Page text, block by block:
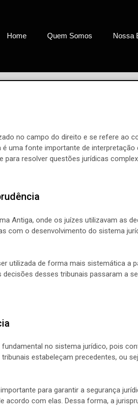
Home Quem Somos Nossa
no campo do direito e se refere ao
uma fonte importante de
resolver questões jurídicas
Antiga, onde os juízes utilizavam as
com o desenvolvimento do sistema
utilizada de forma mais sistemática a
desses tribunais passaram a
no sistema jurídico, pois
estabeleçam precedentes, ou
para garantir a segurança
acordo com elas. Dessa forma, a